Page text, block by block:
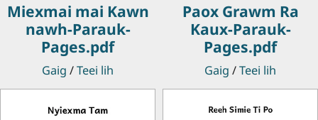
Miexmai mai Kawn
nawh-Parauk-
Pages.pdf
Gaig /Teei lih
Paox Grawm Ra
Kaux-Parauk-
Pages.pdf
Gaig /Teei lih